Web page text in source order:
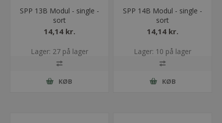
SPP 13B Modul - single -
sort
14,14 kr.
Lager: 27 på lager
KØB
SPP 14B Modul - single -
sort
14,14 kr.
Lager: 10 på lager
KØB